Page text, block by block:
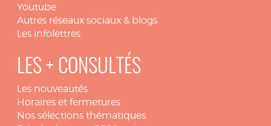
Youtube
Autres réseaux sociaux & blogs
Les infolettres
LES + CONSULTÉS
Les nouveautés
Horaires et fermetures
Nos sélections thématiques